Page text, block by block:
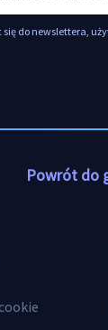
się do newslettera,
Powrót do